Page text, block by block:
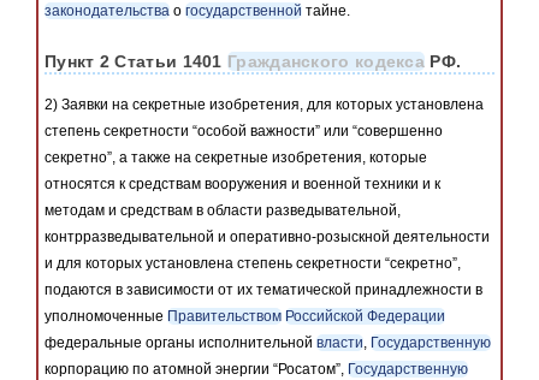
законодательства о государственной тайне.
Пункт 2 Статьи 1401Гражданского кодекса РФ.
2) Заявки на секретные изобретения, для которых установлена
степень секретности “особой важности” или “совершенно
секретно”, а также на секретные изобретения, которые
относятся к средствам вооружения и военной техники и к
методам и средствам в области разведывательной,
контрразведывательной и оперативно-розыскной деятельности
и для которых установлена степень секретности “секретно”,
подаются в зависимости от их тематической принадлежности в
уполномоченные Правительством Российской Федерации
федеральные органы исполнительной власти, Государственную
корпорацию по атомной энергии “Росатом”, Государственную